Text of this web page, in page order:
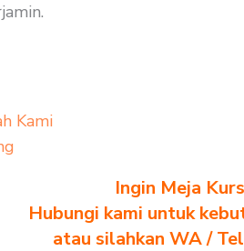
Kami
Ingin Meja
Hubungi kami untuk
atau silahkan WA /